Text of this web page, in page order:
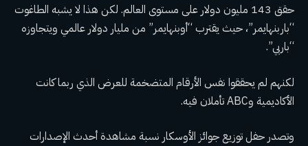
حقق 143 مليون دولار على مستوى العالم. لكن هذا لا يشبه الطاغوت
“باربنهايمر”، حيث يقترب “أوبنهايمر” من مليار دولار عالمي ويتجاوزه
“باربي”.
لكنهم لم يحققوا نفس الأرقام المتضخمة للعرض الذي ربما كانت
الأكاديمية وABC تأملان فيه.
وتصدر حفل توزيع جوائز الأوسكار نسبة مشاهدة أحدث الإصدارات